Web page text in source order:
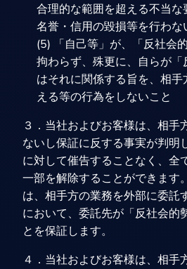
合理的な範囲を超える不当な
名誉・信用の毀損等を行わな
(5) 「自己等」が、「反社会
拘わらず、殊更に、自らが
はそれに関係する旨を、相
える等の行為をしないこと
３．当社およびお客様は、相手
ないし保証に反する事実が判明
に対して催告することなく、全
一部を解除することができます
は、相手方の業務を外部に委託
において、委託先が「反社会的
とを保証します。
４．当社およびお客様は、相手